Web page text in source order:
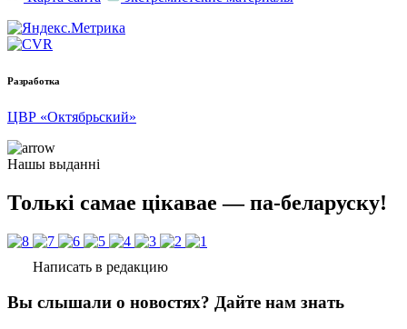
Разработка
ЦВР «Октябрьский»
Нашы выданні
Толькі самае цікавае — па-беларуску!
Написать в редакцию
Вы слышали о новостях? Дайте нам знать